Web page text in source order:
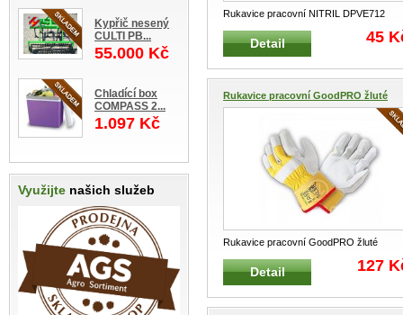
Kypřič nesený
CULTI PB...
55.000 Kč
Chladící box
COMPASS 2...
1.097 Kč
Využijte našich služeb
Rukavice pracovní NITRIL DPVE712
černé Pracovní pletené rukavice polo ...
Detail 45
Rukavice pracovní GoodPRO žluté
Rukavice pracovní GoodPRO žluté
VOC0015C Kombinované pracovní ruk
Detail 127